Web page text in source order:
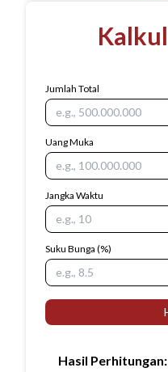
Jumlah Total
Uang Muka
Jangka Waktu
Suku Bunga (%)
Hasil Perhitungan: